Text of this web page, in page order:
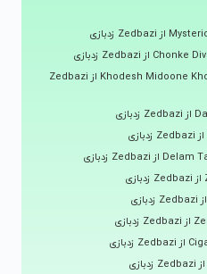
دانلود آهنگ خودش میدونه خوبه Khodesh Midoone Khoobe از Zedbazi